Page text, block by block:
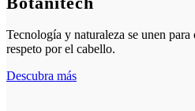
Tecnología y naturaleza se unen
respeto por el cabello.
Descubra más